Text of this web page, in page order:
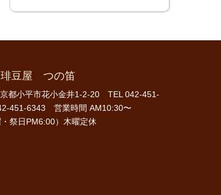
琲豆屋 つの笛
都小平市花小金井1-2-20 TEL 042-451-
451-6343 営業時間 AM10:30〜
祭日PM6:00）木曜定休